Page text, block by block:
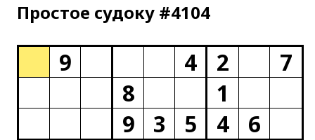
Простое cудоку #4104
9 4 2
7
8
1
9
3 5 4
6